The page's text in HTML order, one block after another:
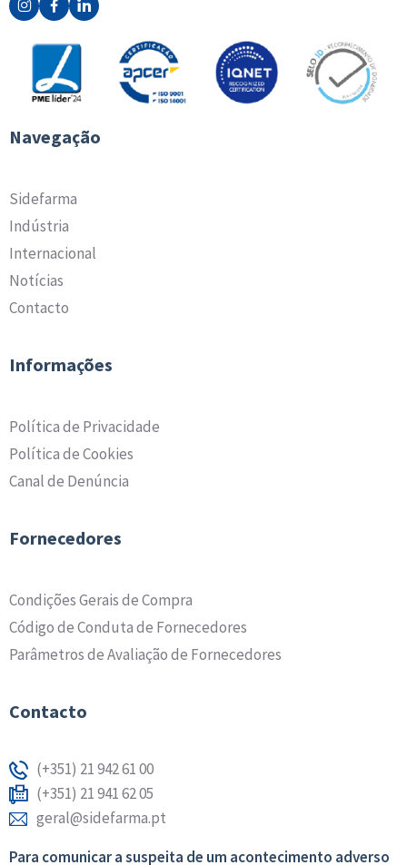
Navegação
Sidefarma
Indústria
Internacional
Notícias
Contacto
Informações
Política de Privacidade
Política de Cookies
Canal de Denúncia
Fornecedores
Condições Gerais de Compra
Código de Conduta de Fornecedores
Parâmetros de Avaliação de Fornecedores
Contacto
(+351) 21 942 61 00
(+351) 21 941 62 05
geral@sidefarma.pt
Para comunicar a suspeita de um acontecimento adverso